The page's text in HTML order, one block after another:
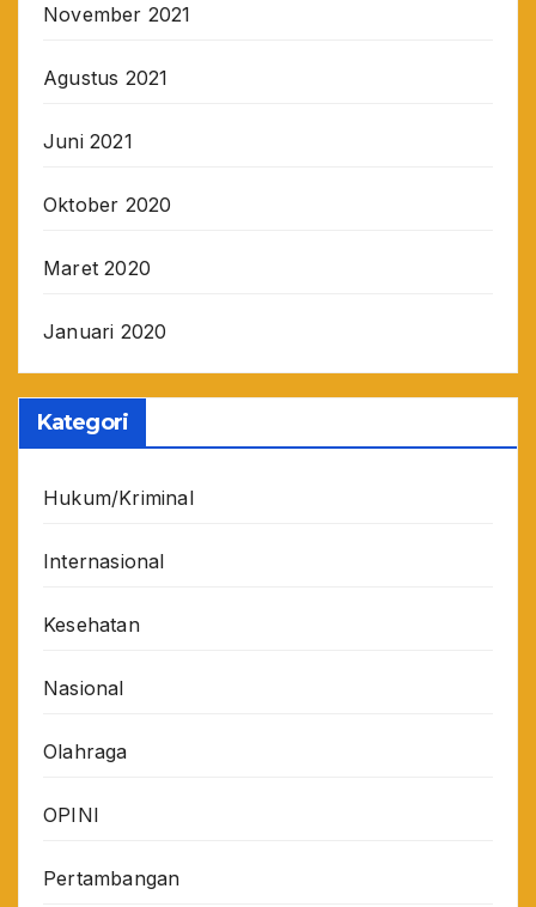
November 2021
Agustus 2021
Juni 2021
Oktober 2020
Maret 2020
Januari 2020
Kategori
Hukum/Kriminal
Internasional
Kesehatan
Nasional
Olahraga
OPINI
Pertambangan